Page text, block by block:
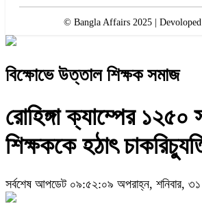
© Bangla Affairs 2025 |
বিক্ষোভে উত্তাল শিক্ষক সমাজ
রোহিঙ্গা ক্যাম্পের ১২৫০
শিক্ষককে হঠাৎ
সর্বশেষ আপডেট ০৯:৫২:০৯ অপরাহ্ন, শনিবার,